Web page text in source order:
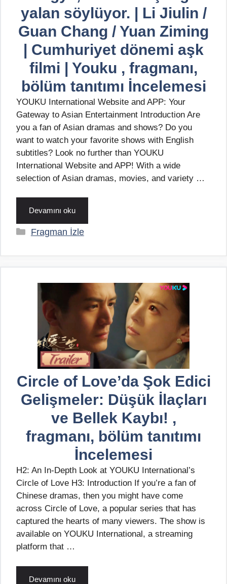
yalan söylüyor. | Li Jiulin /
Guan Chang / Yuan Ziming
| Cumhuriyet dönemi aşk
filmi | Youku , fragmanı,
bölüm tanıtımı İncelemesi
YOUKU International Website and APP: Your
Gateway to Asian Entertainment Introduction Are
you a fan of Asian dramas and shows? Do you
want to watch your favorite shows with English
subtitles? Look no further than YOUKU
International Website and APP! With a wide
selection of Asian dramas, movies, and variety …
Devamını oku
Kategoriler
Fragman İzle
Circle of Love’da Şok Edici
Gelişmeler: Düşük İlaçları
ve Bellek Kaybı! ,
fragmanı, bölüm tanıtımı
İncelemesi
H2: An In-Depth Look at YOUKU International’s
Circle of Love H3: Introduction If you’re a fan of
Chinese dramas, then you might have come
across Circle of Love, a popular series that has
captured the hearts of many viewers. The show is
available on YOUKU International, a streaming
platform that …
Devamını oku